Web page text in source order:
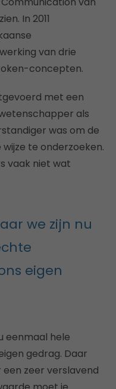
In 2011
van drie
concepten.
met een
als
was om de
te onderzoeken.
vaak niet wat
we zijn nu
eigen
eenmaal hele
gedrag. Daar
zeer verslavend